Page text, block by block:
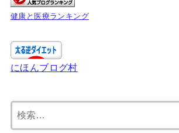
健康と医療ランキング
にほんブログ村
索: